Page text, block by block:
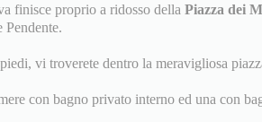
finisce proprio a ridosso della Piazza dei
vi troverete dentro la meravigliosa
con bagno privato interno ed una con